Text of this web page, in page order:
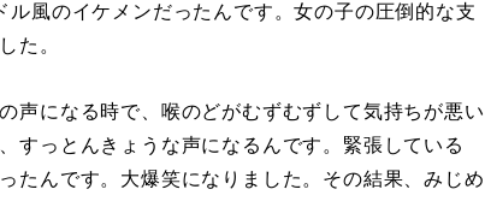
風のイケメンだったんです。女の子の圧倒的な支
た。
声になる時で、喉のどがむずむずして気持ちが悪い
すっとんきょうな声になるんです。緊張している
たんです。大爆笑になりました。その結果、みじめ